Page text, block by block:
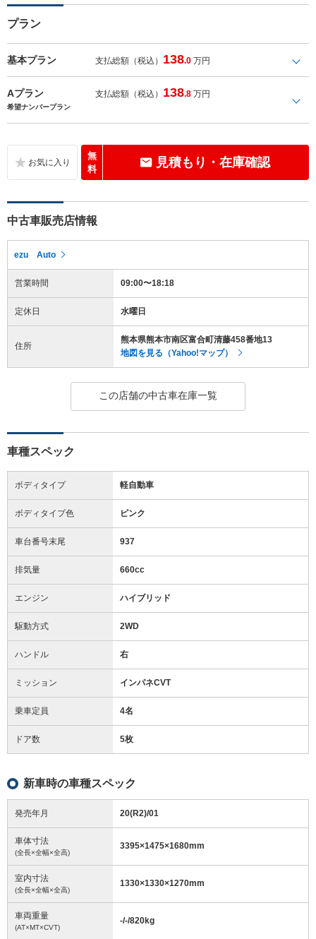
プラン
基本プラン 支払総額（税込） 138.0 万円
Aプラン 支払総額（税込） 138.8 万円
希望ナンバープラン
無
料
見積もり・在庫確認
中古車販売店情報
ezu Auto
営業時間 09:00〜18:18
定休日 水曜日
住所
熊本県熊本市南区富合町清藤458番地13
地図を見る（Yahoo!マップ）
この店舗の中古車在庫一覧
車種スペック
ボディタイプ 軽自動車
ボディタイプ色 ピンク
車台番号末尾 937
排気量 660cc
エンジン ハイブリッド
駆動方式 2WD
ハンドル 右
ミッション インパネCVT
乗車定員 4名
ドア数 5枚
新車時の車種スペック
発売年月 20(R2)/01
車体寸法
(全長×全幅×全高)
3395×1475×1680mm
室内寸法
(全長×全幅×全高)
1330×1330×1270mm
車両重量
(AT×MT×CVT)
-/-/820kg